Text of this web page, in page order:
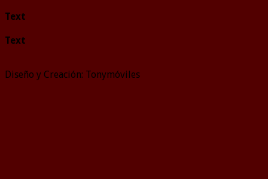
Text
Text
Diseño y Creación: Tonymóviles